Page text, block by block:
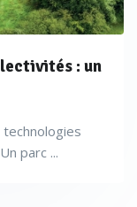
: un
parc ...